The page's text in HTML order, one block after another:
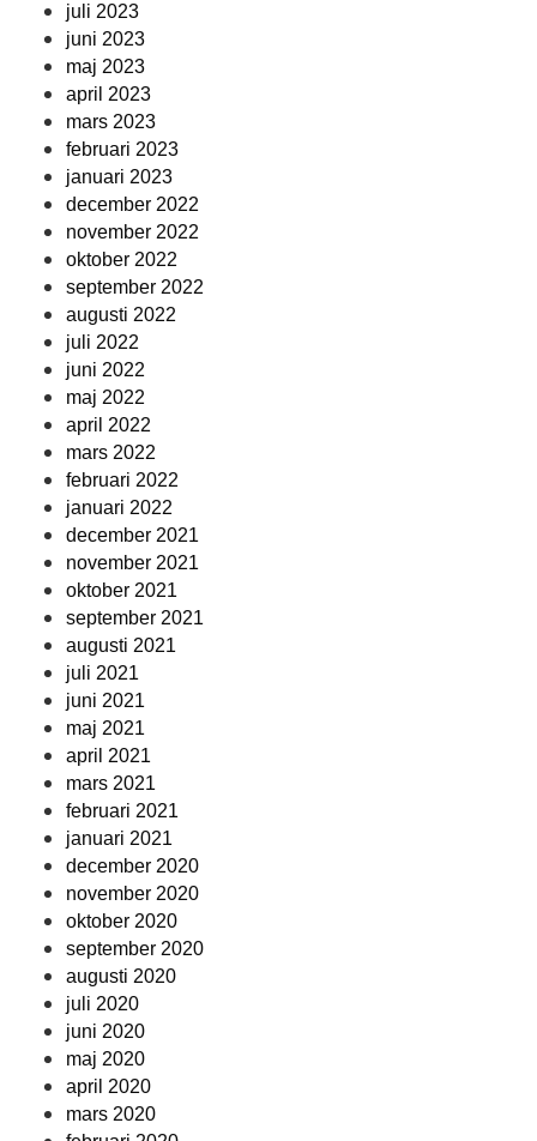
juli 2023
juni 2023
maj 2023
april 2023
mars 2023
februari 2023
januari 2023
december 2022
november 2022
oktober 2022
september 2022
augusti 2022
juli 2022
juni 2022
maj 2022
april 2022
mars 2022
februari 2022
januari 2022
december 2021
november 2021
oktober 2021
september 2021
augusti 2021
juli 2021
juni 2021
maj 2021
april 2021
mars 2021
februari 2021
januari 2021
december 2020
november 2020
oktober 2020
september 2020
augusti 2020
juli 2020
juni 2020
maj 2020
april 2020
mars 2020